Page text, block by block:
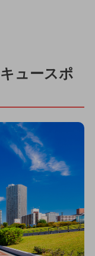
ュースポ